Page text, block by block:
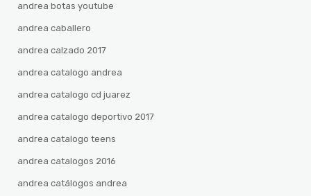
andrea botas youtube
andrea caballero
andrea calzado 2017
andrea catalogo andrea
andrea catalogo cd juarez
andrea catalogo deportivo 2017
andrea catalogo teens
andrea catalogos 2016
andrea catálogos andrea